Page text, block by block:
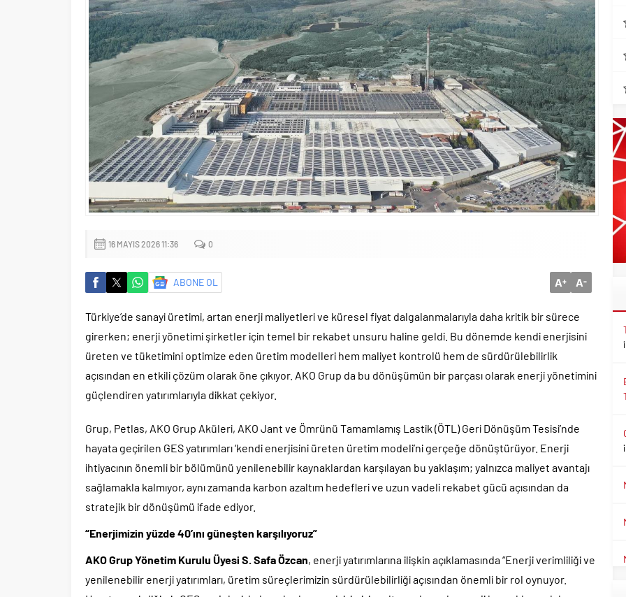
16 MAYIS 2026 11:36 0
ABONE OL A+ A-
Türkiye’de sanayi üretimi, artan enerji maliyetleri ve küresel fiyat dalgalanmalarıyla daha kritik bir sürece
girerken; enerji yönetimi şirketler için temel bir rekabet unsuru haline geldi. Bu dönemde kendi enerjisini
üreten ve tüketimini optimize eden üretim modelleri hem maliyet kontrolü hem de sürdürülebilirlik
açısından en etkili çözüm olarak öne çıkıyor. AKO Grup da bu dönüşümün bir parçası olarak enerji yönetimini
güçlendiren yatırımlarıyla dikkat çekiyor.
Grup, Petlas, AKO Grup Aküleri, AKO Jant ve Ömrünü Tamamlamış Lastik (ÖTL) Geri Dönüşüm Tesisi’nde
hayata geçirilen GES yatırımları ‘kendi enerjisini üreten üretim modeli’ni gerçeğe dönüştürüyor. Enerji
ihtiyacının önemli bir bölümünü yenilenebilir kaynaklardan karşılayan bu yaklaşım; yalnızca maliyet avantajı
sağlamakla kalmıyor, aynı zamanda karbon azaltım hedefleri ve uzun vadeli rekabet gücü açısından da
stratejik bir dönüşümü ifade ediyor.
“Enerjimizin yüzde 40’ını güneşten karşılıyoruz”
AKO Grup Yönetim Kurulu Üyesi S. Safa Özcan, enerji yatırımlarına ilişkin açıklamasında “Enerji verimliliği ve
yenilenebilir enerji yatırımları, üretim süreçlerimizin sürdürülebilirliği açısından önemli bir rol oynuyor.